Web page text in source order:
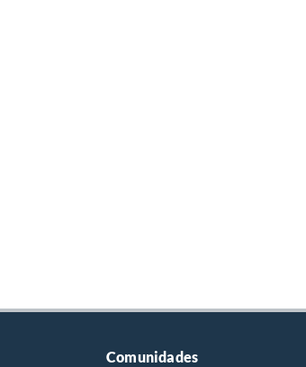
Comunidades